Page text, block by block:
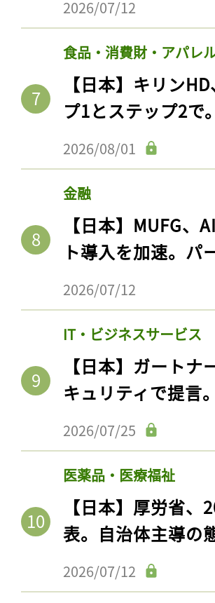
2026/07/12
食品・消費財・アパレ
【日本】キリン
プ1とステップ2で
2026/08/01
金融
【日本】MUFG
ト導入を加速。パ
2026/07/12
IT・ビジネスサービス
【日本】ガート
キュリティで提言
2026/07/25
医薬品・医療福祉
【日本】厚労省
表。自治体主導の
2026/07/12